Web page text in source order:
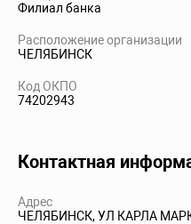
Филиал банка
Расположение организации
ЧЕЛЯБИНСК
Код ОКПО
74202943
Контактная
Адрес
ЧЕЛЯБИНСК, УЛ КАРЛА